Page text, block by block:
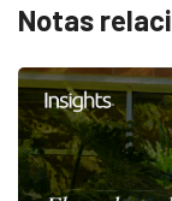
Notas